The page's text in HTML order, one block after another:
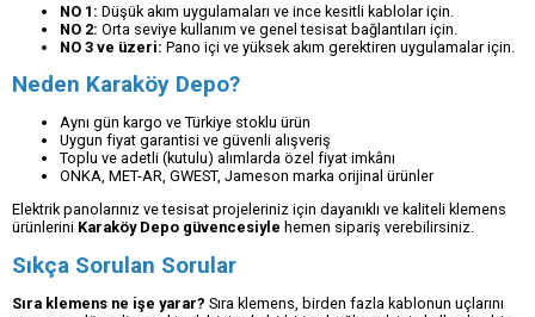
NO 1: Düşük akım uygulamaları ve ince kesitli kablolar için.
NO 2: Orta seviye kullanım ve genel tesisat bağlantıları için.
NO 3 ve üzeri: Pano içi ve yüksek akım gerektiren uygulamalar için.
Neden Karaköy Depo?
Aynı gün kargo ve Türkiye stoklu ürün
Uygun fiyat garantisi ve güvenli alışveriş
Toplu ve adetli (kutulu) alımlarda özel fiyat imkânı
ONKA, MET-AR, GWEST, Jameson marka orijinal ürünler
Elektrik panolarınız ve tesisat projeleriniz için dayanıklı ve kaliteli klemens
ürünlerini Karaköy Depo güvencesiyle hemen sipariş verebilirsiniz.
Sıkça Sorulan Sorular
Sıra klemens ne işe yarar? Sıra klemens, birden fazla kablonun uçlarını